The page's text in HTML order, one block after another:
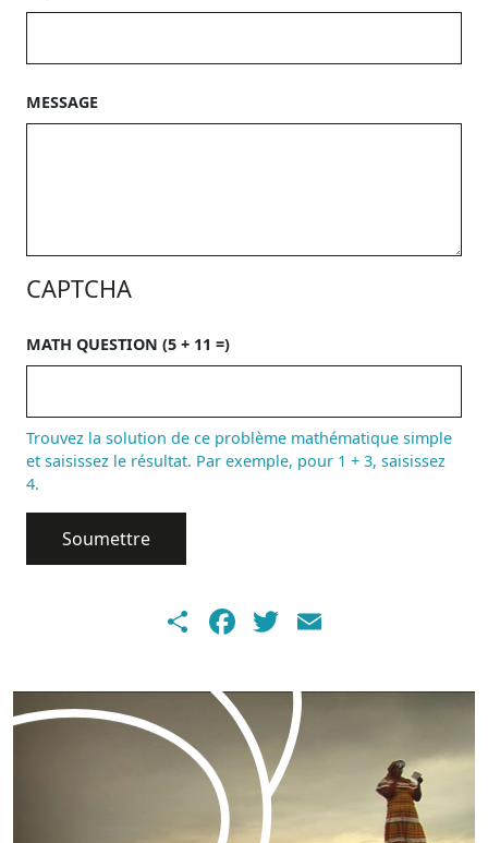
MESSAGE
CAPTCHA
MATH QUESTION (5 + 11 =)
Trouvez la solution de ce problème mathématique simple
et saisissez le résultat. Par exemple, pour 1 + 3, saisissez
4.
ShareFacebook
Twitter